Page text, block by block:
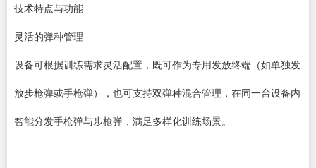
技术特点与功能
灵活的弹种管理
设备可根据训练需求灵活配置，既可作为专用发放终端（如单独发
放步枪弹或手枪弹），也可支持双弹种混合管理，在同一台设备内
智能分发手枪弹与步枪弹，满足多样化训练场景。